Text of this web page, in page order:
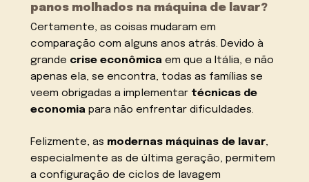
panos molhados na máquina de lavar?
Certamente, as coisas mudaram em
comparação com alguns anos atrás. Devido à
grande crise econômica em que a Itália, e não
apenas ela, se encontra, todas as famílias se
veem obrigadas a implementar técnicas de
economia para não enfrentar dificuldades.
Felizmente, as modernas máquinas de lavar,
especialmente as de última geração, permitem
a configuração de ciclos de lavagem